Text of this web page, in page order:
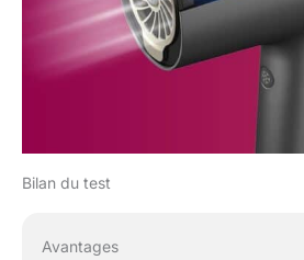
Bilan du test
Avantages